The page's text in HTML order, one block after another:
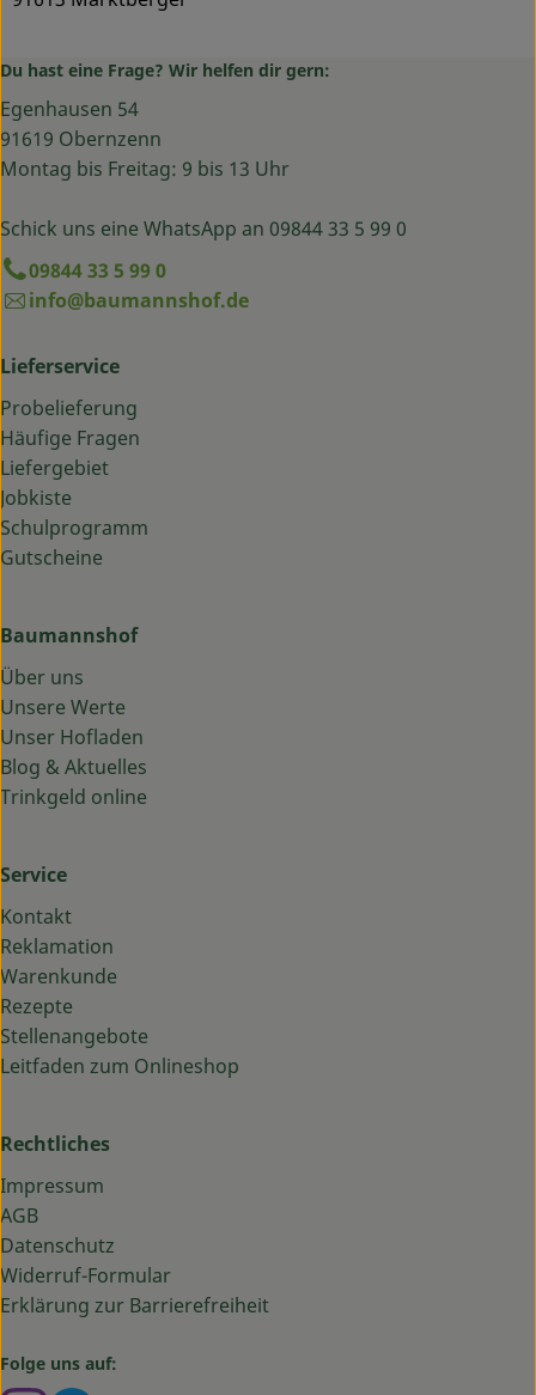
Du hast eine Frage? Wir helfen dir gern:
Egenhausen 54
91619 Obernzenn
Montag bis Freitag: 9 bis 13 Uhr
Schick uns eine WhatsApp an 09844 33 5 99 0
09844 33 5 99 0
info@baumannshof.de
Lieferservice
Probelieferung
Häufige Fragen
Liefergebiet
Jobkiste
Schulprogramm
Gutscheine
Baumannshof
Über uns
Unsere Werte
Unser Hofladen
Blog & Aktuelles
Trinkgeld online
Service
Kontakt
Reklamation
Warenkunde
Rezepte
Stellenangebote
Leitfaden zum Onlineshop
Rechtliches
Impressum
AGB
Datenschutz
Widerruf-Formular
Erklärung zur Barrierefreiheit
Folge uns auf: